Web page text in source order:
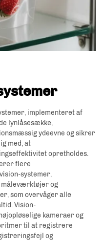
implementeret af
lynlåsesække,
ydeevne og sikrer
med, at
opretholdes.
flere
systemer,
måleværktøjer og
som overvåger alle
Vision-
kameraer og
til at registrere
og